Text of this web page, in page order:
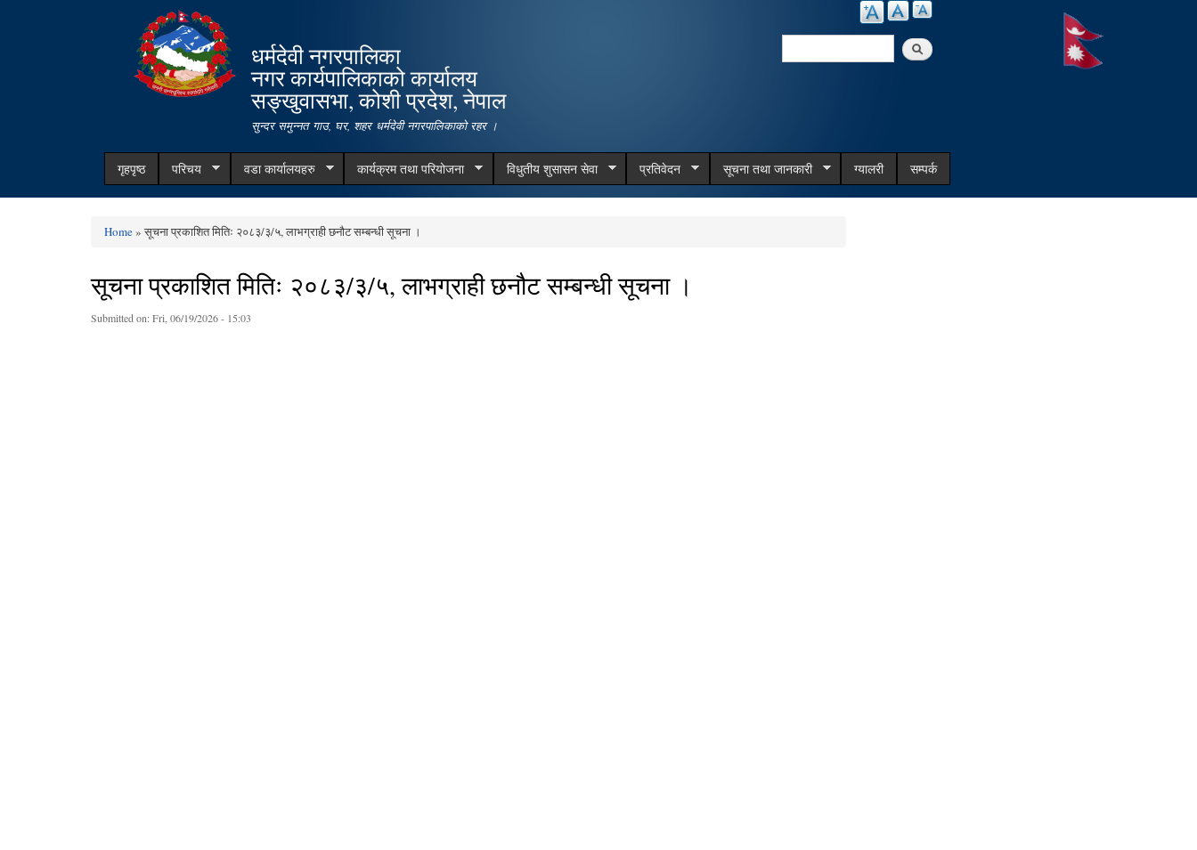
धर्मदेवी नगरपालिका
नगर कार्यपालिकाको कार्यालय
सङ्खुवासभा, कोशी प्रदेश, नेपाल
सुन्दर समुन्नत गाउ, घर, शहर धर्मदेवी नगरपालिकाको रहर ।
Search
गृहपृष्ठ परिचय वडा कार्यालयहरु कार्यक्रम तथा परियोजना विधुतीय शुसासन सेवा प्रतिवेदन सूचना तथा जानकारी ग्यालरी सम्पर्क
You are here
Home» सूचना प्रकाशित मितिः २०८३/३/५, लाभग्राही छनौट सम्बन्धी सूचना ।
सूचना प्रकाशित मितिः २०८३/३/५, लाभग्राही छनौट सम्बन्धी सूचना ।
Submitted on:Fri, 06/19/2026 - 15:03